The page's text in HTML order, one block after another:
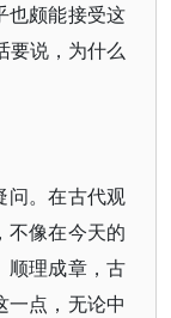
也颇能接受这
要说，为什么
问。在古代观
不像在今天的
顺理成章，古
一点，无论中